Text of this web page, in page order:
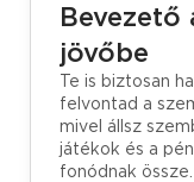
jövőbe
Te is biztosan
felvontad a
mivel állsz
játékok és a
fonódnak